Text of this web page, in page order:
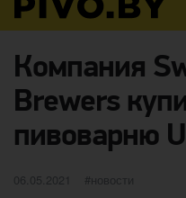
Компания
Brewers
пивоварню
Опубликовано
06.05.2021 категории
новости